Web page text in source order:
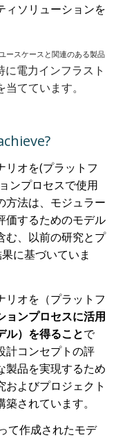
ィソリューションを
ースケースと関連のある製品
電力インフラスト
てています。
リオを(プラットフ
ンプロセスで使用
方法は、モジュラー
価するためのモデル
む、以前の研究とプ
に基づいていま
リオを（プラットフ
ョンプロセスに活用
ル）を得ることで
計コンセプトの評
製品を実現するため
よびプロジェクト
されています。
て作成されたモデ